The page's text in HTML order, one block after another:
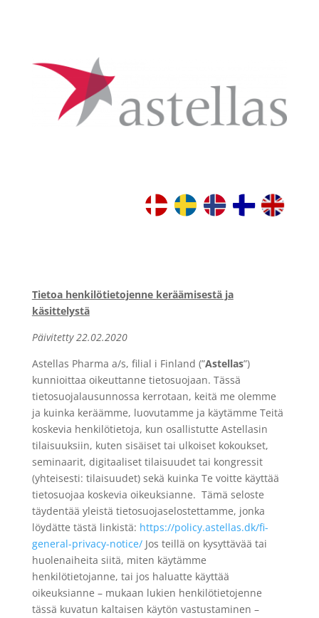
Tietoa henkilötietojenne keräämisestä ja
käsittelystä
Päivitetty 22.02.2020
Astellas Pharma a/s, filial i Finland (”Astellas”)
kunnioittaa oikeuttanne tietosuojaan. Tässä
tietosuojalausunnossa kerrotaan, keitä me olemme
ja kuinka keräämme, luovutamme ja käytämme Teitä
koskevia henkilötietoja, kun osallistutte Astellasin
tilaisuuksiin, kuten sisäiset tai ulkoiset kokoukset,
seminaarit, digitaaliset tilaisuudet tai kongressit
(yhteisesti: tilaisuudet) sekä kuinka Te voitte käyttää
tietosuojaa koskevia oikeuksianne. Tämä seloste
täydentää yleistä tietosuojaselostettamme, jonka
löydätte tästä linkistä: https://policy.astellas.dk/fi-
general-privacy-notice/Jos teillä on kysyttävää tai
huolenaiheita siitä, miten käytämme
henkilötietojanne, tai jos haluatte käyttää
oikeuksianne – mukaan lukien henkilötietojenne
tässä kuvatun kaltaisen käytön vastustaminen –